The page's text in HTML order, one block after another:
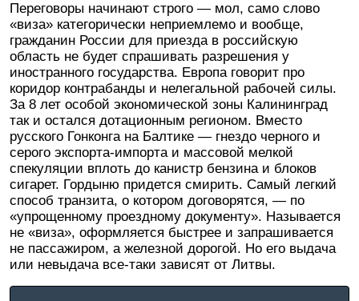
Переговоры начинают строго — мол, само слово
«виза» категорически неприемлемо и вообще,
гражданин России для приезда в российскую
область не будет спрашивать разрешения у
иностранного государства. Европа говорит про
коридор контрабанды и нелегальной рабочей силы.
За 8 лет особой экономической зоны Калининград
так и остался дотационным регионом. Вместо
русского Гонконга на Балтике — гнездо черного и
серого экспорта-импорта и массовой мелкой
спекуляции вплоть до канистр бензина и блоков
сигарет. Гордыню придется смирить. Самый легкий
способ транзита, о котором договорятся, — по
«упрощенному проездному документу». Называется
не «виза», оформляется быстрее и запрашивается
не пассажиром, а железной дорогой. Но его выдача
или невыдача все-таки зависят от Литвы.